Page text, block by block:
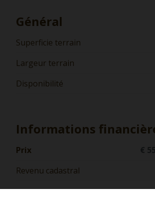
Général
Superficie terrain
Largeur terrain
Disponibilité
Informations
Prix
€
Revenu cadastral